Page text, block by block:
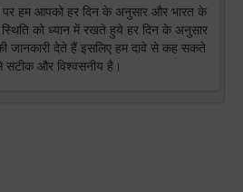
हम आपको हर दिन के अनुसार और भारत के
को ध्यान में रखते हुये हर दिन के अनुसार
जानकारी देते हैं इसलिए हम दावे से कह सकते
सटीक और विश्वसनीय है।